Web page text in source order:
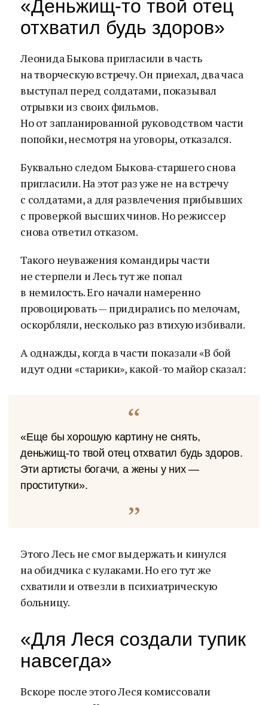
«Деньжищ-то твой отец
отхватил будь здоров»
Леонида Быкова пригласили в часть
на творческую встречу. Он приехал, два часа
выступал перед солдатами, показывал
отрывки из своих фильмов.
Но от запланированной руководством части
попойки, несмотря на уговоры, отказался.
Буквально следом Быкова-старшего снова
пригласили. На этот раз уже не на встречу
с солдатами, а для развлечения прибывших
с проверкой высших чинов. Но режиссер
снова ответил отказом.
Такого неуважения командиры части
не стерпели и Лесь тут же попал
в немилость. Его начали намеренно
провоцировать — придирались по мелочам,
оскорбляли, несколько раз втихую избивали.
А однажды, когда в части показали «В бой
идут одни «старики», какой-то майор сказал:
«Еще бы хорошую картину не снять,
деньжищ-то твой отец отхватил будь здоров.
Эти артисты богачи, а жены у них —
проститутки».
Этого Лесь не смог выдержать и кинулся
на обидчика с кулаками. Но его тут же
схватили и отвезли в психиатрическую
больницу.
«Для Леся создали тупик
навсегда»
Вскоре после этого Леся комиссовали